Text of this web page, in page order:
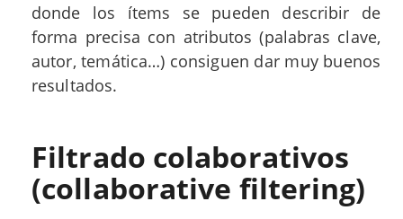
donde los ítems se pueden describir de
forma precisa con atributos (palabras clave,
autor, temática…) consiguen dar muy buenos
resultados.
Filtrado colaborativos
(collaborative filtering)